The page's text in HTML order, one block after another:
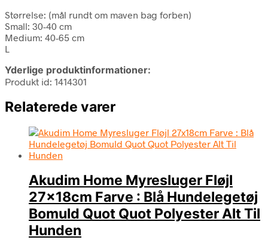
Størrelse: (mål rundt om maven bag forben)
Small: 30-40 cm
Medium: 40-65 cm
L
Yderlige produktinformationer:
Produkt id: 1414301
Relaterede varer
Akudim Home Myresluger Fløjl
27x18cm Farve : Blå Hundelegetøj
Bomuld Quot Quot Polyester Alt Til
Hunden